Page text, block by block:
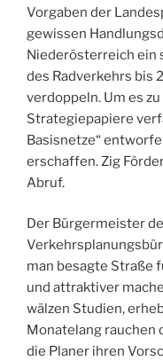
Vorgaben der
gewissen
Niederösterreich ein
des Radverkehrs bis
verdoppeln. Um es
Strategiepapiere
Basisnetze“
erschaffen. Zig
Abruf.
Der Bürgermeister
man besagte Straße
und attraktiver
wälzen Studien,
Monatelang rauchen
die Planer ihren